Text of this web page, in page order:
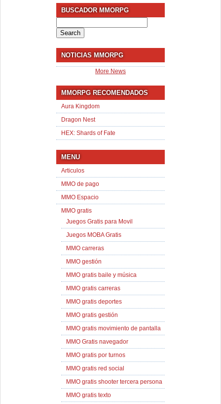
BUSCADOR MMORPG
for:
NOTICIAS MMORPG
More News
MMORPG RECOMENDADOS
Aura Kingdom
Dragon Nest
HEX: Shards of Fate
MENU
Articulos
MMO de pago
MMO Espacio
MMO gratis
Juegos Gratis para Movil
Juegos MOBA Gratis
MMO carreras
MMO gestión
MMO gratis baile y música
MMO gratis carreras
MMO gratis deportes
MMO gratis gestión
MMO gratis movimiento de pantalla
MMO Gratis navegador
MMO gratis por turnos
MMO gratis red social
MMO gratis shooter tercera persona
MMO gratis texto